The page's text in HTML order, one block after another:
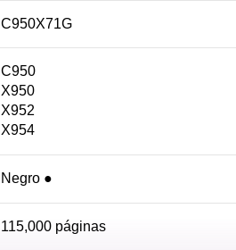
C950X71G
C950
X950
X952
X954
Negro ●
115,000 páginas